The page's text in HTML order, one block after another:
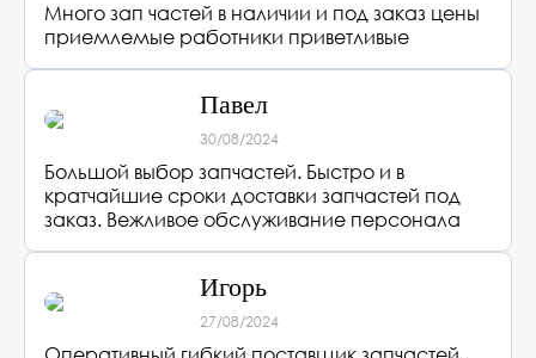
Много зап частей в наличии и под заказ цены
приемлемые работники приветливые
Павел
30/08/2024
Большой выбор запчастей. Быстро и в
кратчайшие сроки доставки запчастей под
заказ. Вежливое обслуживание персонала
Игорь
27/08/2024